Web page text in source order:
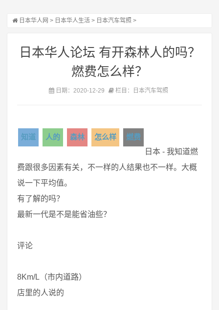
日本华人网 > 日本华人生活 > 日本汽车驾照 >
日本华人论坛 有开森林人的吗？
燃费怎么样？
日期：2020-12-29 栏目：日本汽车驾照
知道 人的 森林 怎么样
燃费
日本 - 我知道燃
费跟很多因素有关，不一样的人结果也不一样。大概
说一下平均值。
有了解的吗？
最新一代是不是能省油些？
评论
8Km/L（市内道路）
店里的人说的